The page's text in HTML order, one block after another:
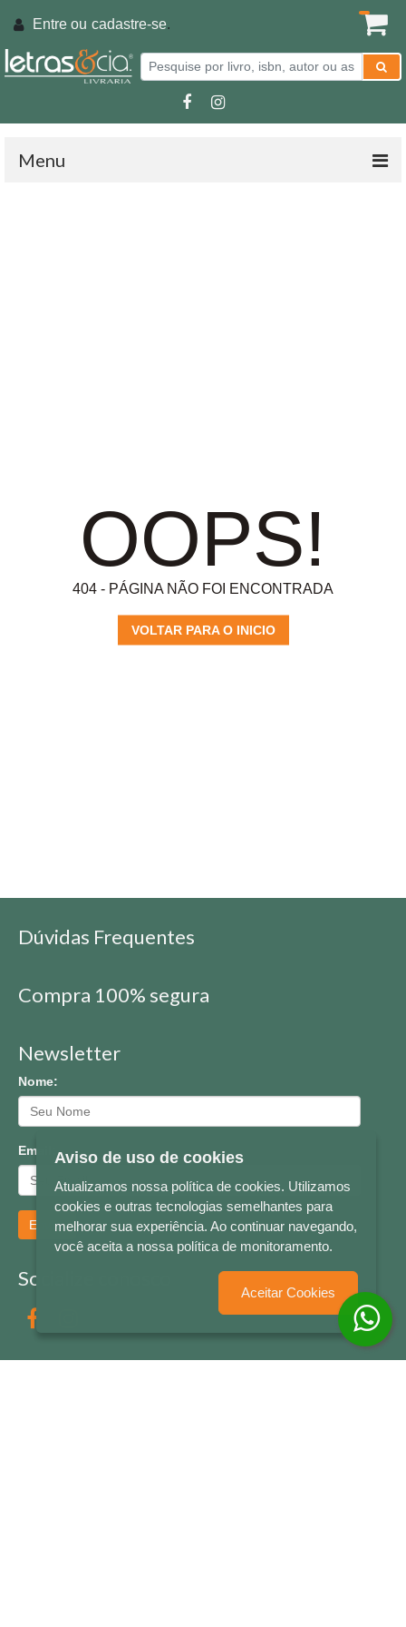
Entre ou cadastre-se.
Menu
OOPS!
404 - PÁGINA NÃO FOI ENCONTRADA
VOLTAR PARA O INICIO
Dúvidas Frequentes
Compra 100% segura
Newsletter
Nome:
Email:
Enviar
Socialize conosco
Aviso de uso de cookies
Atualizamos nossa política de cookies. Utilizamos
cookies e outras tecnologias semelhantes para
melhorar sua experiência. Ao continuar navegando,
você aceita a nossa política de monitoramento.
Aceitar Cookies